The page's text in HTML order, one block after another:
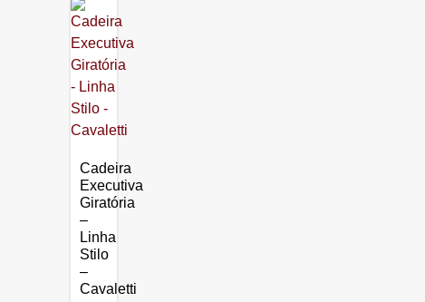
Cadeira
Executiva
Giratória
–
Linha
Stilo
–
Cavaletti